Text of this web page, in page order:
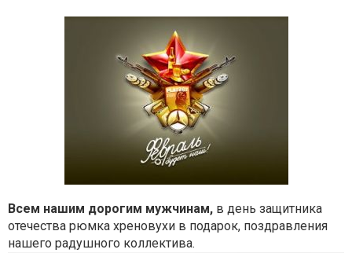
Всем нашим дорогим мужчинам, в день защитника
отечества рюмка хреновухи в подарок, поздравления
нашего радушного коллектива.